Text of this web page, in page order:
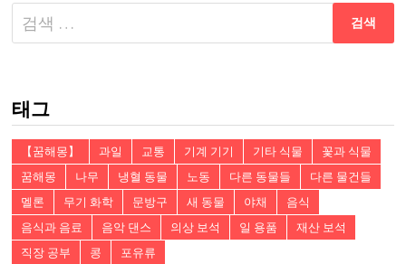
다
음
태그
【꿈해몽】 과일 교통 기계 기기 기타 식물
꽃과 식물
꿈해몽
나무 냉혈 동물 노동 다른 동물들
다른 물건들
멜론
무기 화학 문방구 새 동물 야채
음식
음식과 음료
음악 댄스 의상 보석 일 용품
재산 보석
직장 공부
콩 포유류